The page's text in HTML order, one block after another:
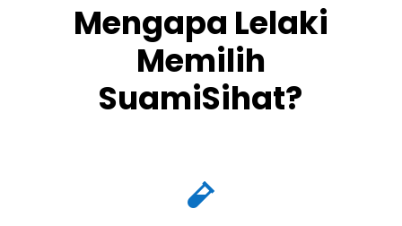
Mengapa Lelaki
Memilih
SuamiSihat?
